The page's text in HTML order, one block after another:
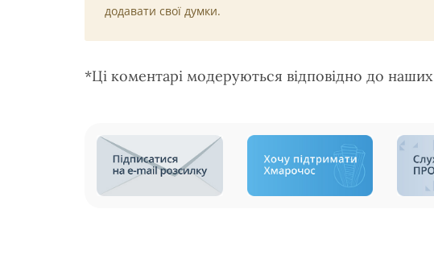
додавати свої думки.
*Ці коментарі модеруються відповідно до наших